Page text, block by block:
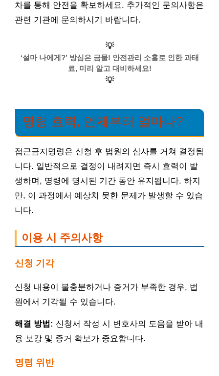
차를 통해 안전을 확보하세요. 추가적인 문의사항은
관련 기관에 문의하시기 바랍니다.
💡
‘설마 나에게?’ 방심은 금물! 안전관리 소홀로 인한 과태
료, 미리 알고 대비하세요!
💡
명령 효력, 언제부터 얼마나?
접근금지명령은 신청 후 법원의 심사를 거쳐 결정됩
니다. 일반적으로 결정이 내려지면 즉시 효력이 발
생하며, 명령에 명시된 기간 동안 유지됩니다. 하지
만, 이 과정에서 예상치 못한 문제가 발생할 수 있습
니다.
이용 시 주의사항
신청 기각
신청 내용이 불충분하거나 증거가 부족한 경우, 법
원에서 기각될 수 있습니다.
해결 방법: 신청서 작성 시 변호사의 도움을 받아 내
용 보강 및 증거 확보가 중요합니다.
명령 위반